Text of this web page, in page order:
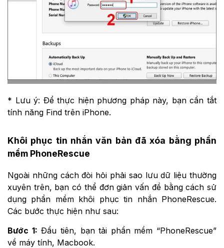
* Lưu ý: Để thực hiện phương pháp này, bạn cần tắt
tính năng Find trên iPhone.
Khôi phục tin nhắn văn bản đã xóa bằng phần
mềm PhoneRescue
Ngoài những cách đòi hỏi phải sao lưu dữ liệu thường
xuyên trên, bạn có thể đơn giản vấn đề bằng cách sử
dụng phần mềm khôi phục tin nhắn PhoneRescue.
Các bước thực hiện như sau:
Bước 1: Đầu tiên, bạn tải phần mềm “PhoneRescue”
về máy tính, Macbook.